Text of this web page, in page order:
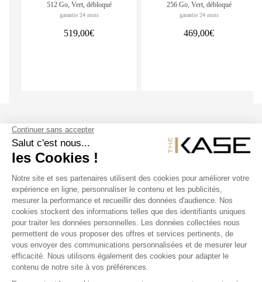
512 Go, Vert, débloqué
garantie 24 mois
519,00€
256 Go, Vert, débloqué
garantie 24 mois
469,00€
NOS PRODUITS
THE KASE